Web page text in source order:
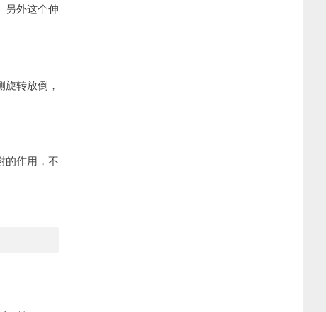
另外这个伸
转放倒，
的作用，不